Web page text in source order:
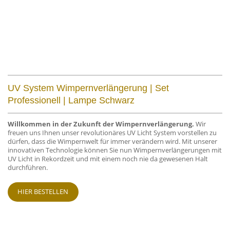
UV System Wimpernverlängerung | Set
Professionell | Lampe Schwarz
Willkommen in der Zukunft der Wimpernverlängerung. Wir
freuen uns Ihnen unser revolutionäres UV Licht System vorstellen zu
dürfen, dass die Wimpernwelt für immer verändern wird. Mit unserer
innovativen Technologie können Sie nun Wimpernverlängerungen mit
UV Licht in Rekordzeit und mit einem noch nie da gewesenen Halt
durchführen.
HIER BESTELLEN